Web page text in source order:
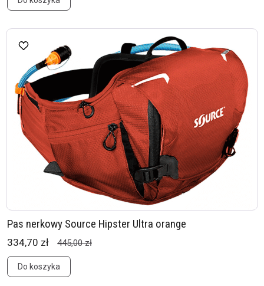
Pas nerkowy Source Hipster Ultra orange
334,70 zł 445,00 zł
Do koszyka